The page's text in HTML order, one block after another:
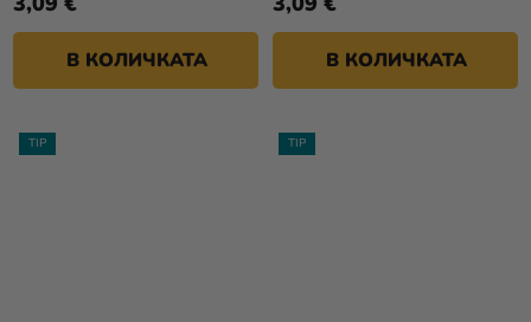
В КОЛИЧКАТА В КОЛИЧКАТА
TIP TIP